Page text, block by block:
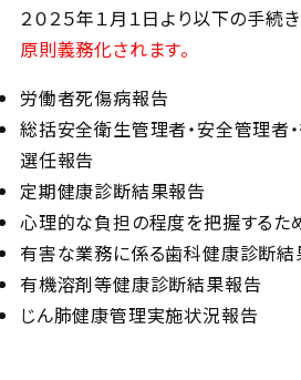
２０２５年１月１日より以下の手続
原則義務化されます。
労働者死傷病報告
総括安全衛生管理者・安全管理者
選任報告
定期健康診断結果報告
心理的な負担の程度を把握するた
有害な業務に係る歯科健康診断結
有機溶剤等健康診断結果報告
じん肺健康管理実施状況報告